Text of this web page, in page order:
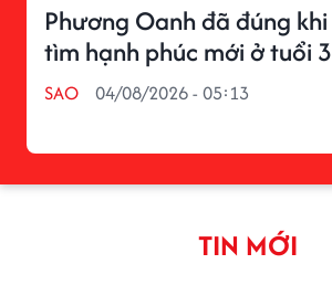
Phương Oanh đã đúng
tìm hạnh phúc mới ở tuổi
SAO 04/08/2026 - 05:13
TIN MỚI